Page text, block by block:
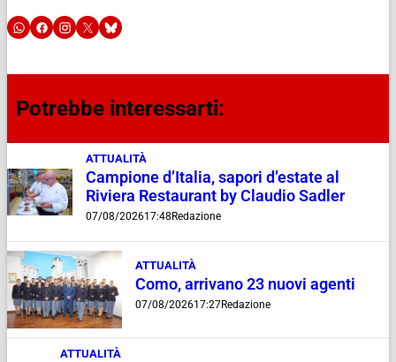
Potrebbe interessarti:
ATTUALITÀ
Campione d’Italia, sapori d’estate al
Riviera Restaurant by Claudio Sadler
07/08/202617:48 Redazione
ATTUALITÀ
Como, arrivano 23 nuovi agenti
07/08/202617:27Redazione
ATTUALITÀ